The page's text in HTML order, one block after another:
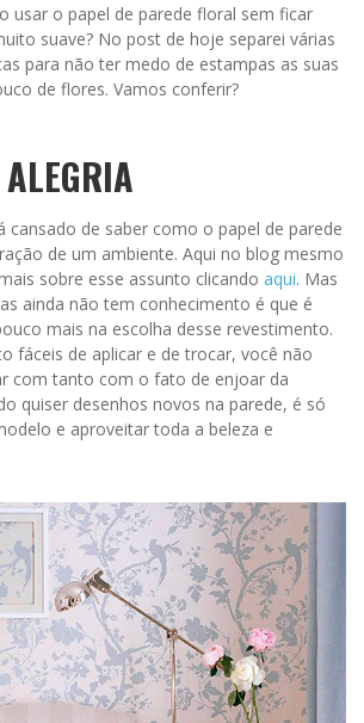
usar o papel de parede floral sem ficar
suave? No post de hoje separei várias
para não ter medo de estampas as suas
de flores. Vamos conferir?
cansado de saber como o papel de parede
de um ambiente. Aqui no blog mesmo
sobre esse assunto clicando aqui. Mas
ainda não tem conhecimento é que é
mais na escolha desse revestimento.
fáceis de aplicar e de trocar, você não
com tanto com o fato de enjoar da
quiser desenhos novos na parede, é só
e aproveitar toda a beleza e